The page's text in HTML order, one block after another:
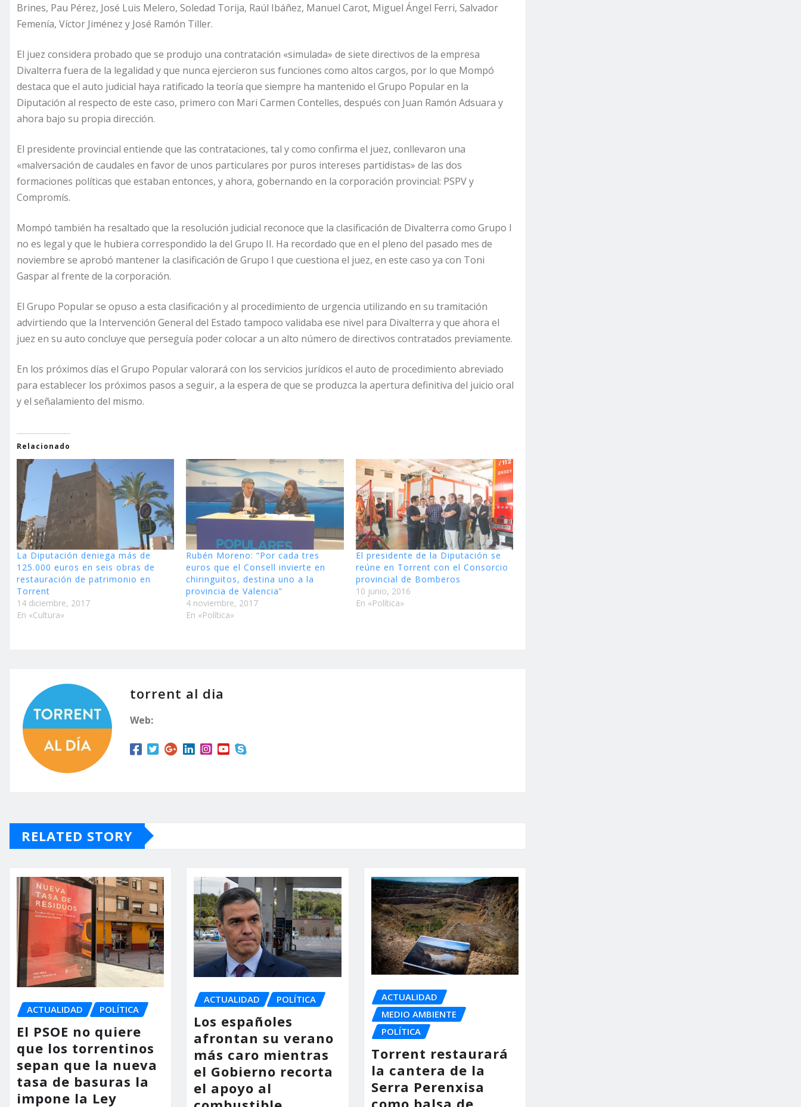
Brines, Pau Pérez, José Luis Melero, Soledad Torija, Raúl Ibáñez, Manuel Carot, Miguel Ángel Ferri, Salvador
Femenía, Víctor Jiménez y José Ramón Tiller.
El juez considera probado que se produjo una contratación «simulada» de siete directivos de la empresa
Divalterra fuera de la legalidad y que nunca ejercieron sus funciones como altos cargos, por lo que Mompó
destaca que el auto judicial haya ratificado la teoría que siempre ha mantenido el Grupo Popular en la
Diputación al respecto de este caso, primero con Mari Carmen Contelles, después con Juan Ramón Adsuara y
ahora bajo su propia dirección.
El presidente provincial entiende que las contrataciones, tal y como confirma el juez, conllevaron una
«malversación de caudales en favor de unos particulares por puros intereses partidistas» de las dos
formaciones políticas que estaban entonces, y ahora, gobernando en la corporación provincial: PSPV y
Compromís.
Mompó también ha resaltado que la resolución judicial reconoce que la clasificación de Divalterra como Grupo I
no es legal y que le hubiera correspondido la del Grupo II. Ha recordado que en el pleno del pasado mes de
noviembre se aprobó mantener la clasificación de Grupo I que cuestiona el juez, en este caso ya con Toni
Gaspar al frente de la corporación.
El Grupo Popular se opuso a esta clasificación y al procedimiento de urgencia utilizando en su tramitación
advirtiendo que la Intervención General del Estado tampoco validaba ese nivel para Divalterra y que ahora el
juez en su auto concluye que perseguía poder colocar a un alto número de directivos contratados previamente.
En los próximos días el Grupo Popular valorará con los servicios jurídicos el auto de procedimiento abreviado
para establecer los próximos pasos a seguir, a la espera de que se produzca la apertura definitiva del juicio oral
y el señalamiento del mismo.
Relacionado
La Diputación deniega más de
125.000 euros en seis obras de
restauración de patrimonio en
Torrent
14 diciembre, 2017
En «Cultura»
Rubén Moreno: “Por cada tres
euros que el Consell invierte en
chiringuitos, destina uno a la
provincia de Valencia”
4 noviembre, 2017
En «Política»
El presidente de la Diputación se
reúne en Torrent con el Consorcio
provincial de Bomberos
10 junio, 2016
En «Política»
torrent al dia
Web:
RELATED STORY
ACTUALIDAD POLÍTICA
El PSOE no quiere
que los torrentinos
sepan que la nueva
tasa de basuras la
impone la Ley
ACTUALIDAD POLÍTICA
Los españoles
afrontan su verano
más caro mientras
el Gobierno recorta
el apoyo al
ACTUALIDAD
MEDIO AMBIENTE
POLÍTICA
Torrent restaurará
la cantera de la
Serra Perenxisa
como balsa de